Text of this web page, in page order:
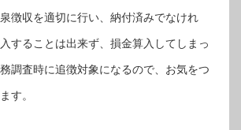
徴収を適切に行い、納付済みでなけれ
することは出来ず、損金算入してしまっ
調査時に追徴対象になるので、お気をつ
す。